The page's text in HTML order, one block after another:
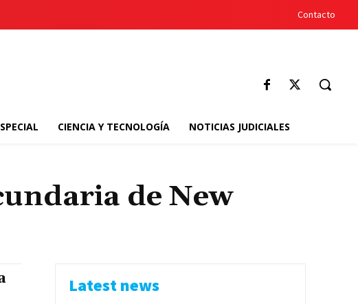
Contacto
CIENCIA Y TECNOLOGÍA NOTICIAS JUDICIALES
de New
Latest news